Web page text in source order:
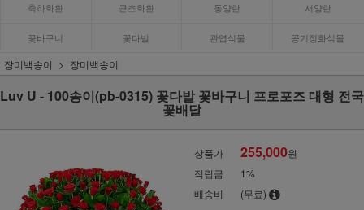
축하화환 근조화환 동양란 서양란
꽃바구니 꽃다발 관엽식물 공기정화식물
장미백송이 장미백송이
Luv U - 100송이(pb-0315) 꽃다발 꽃바구니 프로포즈 대형 전국
꽃배달
상품가 255,000원
적립금
1%
배송비
(무료)